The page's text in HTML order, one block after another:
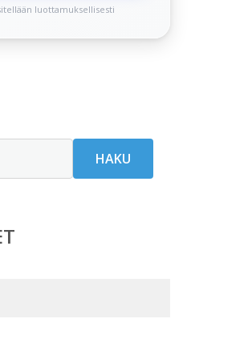
luottamuksellisesti
HAKU